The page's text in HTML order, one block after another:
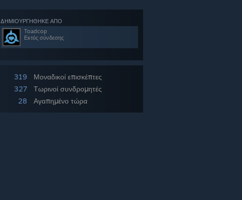
ΔΗΜΙΟΥΡΓΗΘΗΚΕ ΑΠΟ
Toadcop
Εκτός σύνδεσης
319
Μοναδικοί επισκέπτες
327
Τωρινοί συνδρομητές
28
Αγαπημένο τώρα